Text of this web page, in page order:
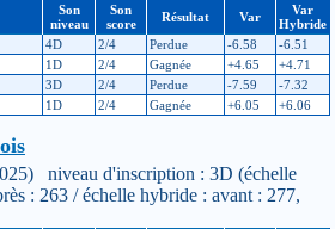
Son
niveau
Son
score
Résultat Var
Var
Hybride
4D 2/4 Perdue -6.58
-6.51
1D 2/4 Gagnée +4.65
+4.71
3D 2/4 Perdue -7.59
-7.32
1D 2/4 Gagnée +6.05 +6.06
niveau d'inscription : 3D (échelle
: 263 / échelle hybride : avant : 277,